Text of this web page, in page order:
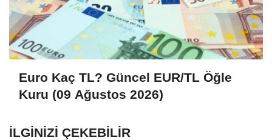
Euro Kaç TL? Güncel EUR/TL Öğle
Kuru (09 Ağustos 2026)
İLGINIZI ÇEKEBILIR